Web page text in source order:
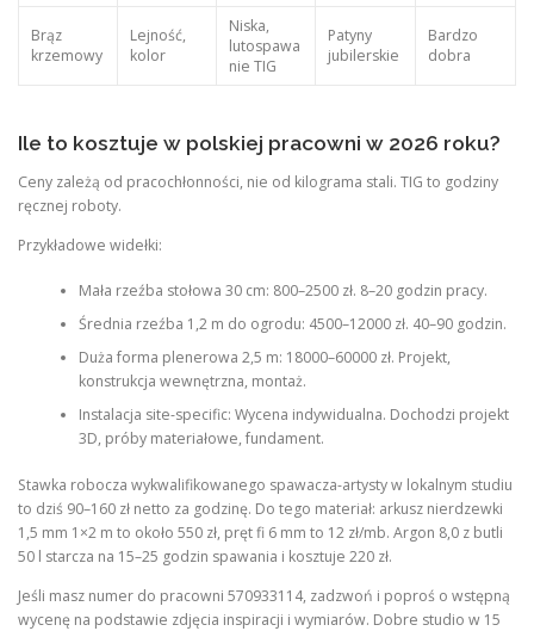
Brąz
krzemowy
Lejność,
kolor
Niska,
lutospawa
nie TIG
Patyny
jubilerskie
Bardzo
dobra
Ile to kosztuje w polskiej pracowni w 2026 roku?
Ceny zależą od pracochłonności, nie od kilograma stali. TIG to godziny
ręcznej roboty.
Przykładowe widełki:
Mała rzeźba stołowa 30 cm: 800–2500 zł. 8–20 godzin pracy.
Średnia rzeźba 1,2 m do ogrodu: 4500–12000 zł. 40–90 godzin.
Duża forma plenerowa 2,5 m: 18000–60000 zł. Projekt,
konstrukcja wewnętrzna, montaż.
Instalacja site-specific: Wycena indywidualna. Dochodzi projekt
3D, próby materiałowe, fundament.
Stawka robocza wykwalifikowanego spawacza-artysty w lokalnym studiu
to dziś 90–160 zł netto za godzinę. Do tego materiał: arkusz nierdzewki
1,5 mm 1×2 m to około 550 zł, pręt fi 6 mm to 12 zł/mb. Argon 8,0 z butli
50 l starcza na 15–25 godzin spawania i kosztuje 220 zł.
Jeśli masz numer do pracowni 570933114, zadzwoń i poproś o wstępną
wycenę na podstawie zdjęcia inspiracji i wymiarów. Dobre studio w 15